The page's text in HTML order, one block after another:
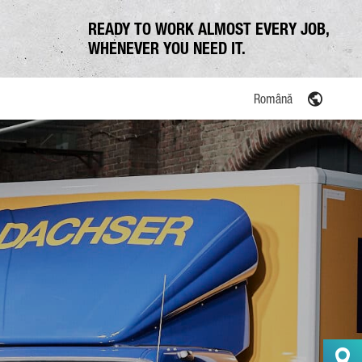
READY TO WORK ALMOST EVERY JOB,
WHENEVER YOU NEED IT.
Română